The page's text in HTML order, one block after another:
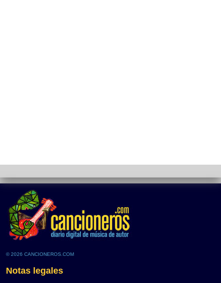
© 2026 CANCIONEROS.COM
Notas legales